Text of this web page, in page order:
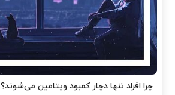
چرا افراد تنها دچار کمبود ویتامین می‌شوند؟